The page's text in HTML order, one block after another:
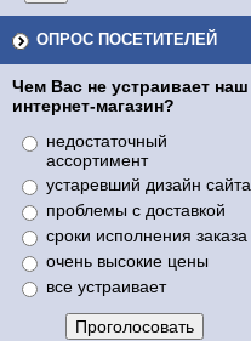
ОПРОС ПОСЕТИТЕЛЕЙ
Чем Вас не устраивает наш
интернет-магазин?
недостаточный
ассортимент
устаревший дизайн сайта
проблемы с доставкой
сроки исполнения заказа
очень высокие цены
все устраивает